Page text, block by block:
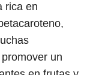
rica en
un